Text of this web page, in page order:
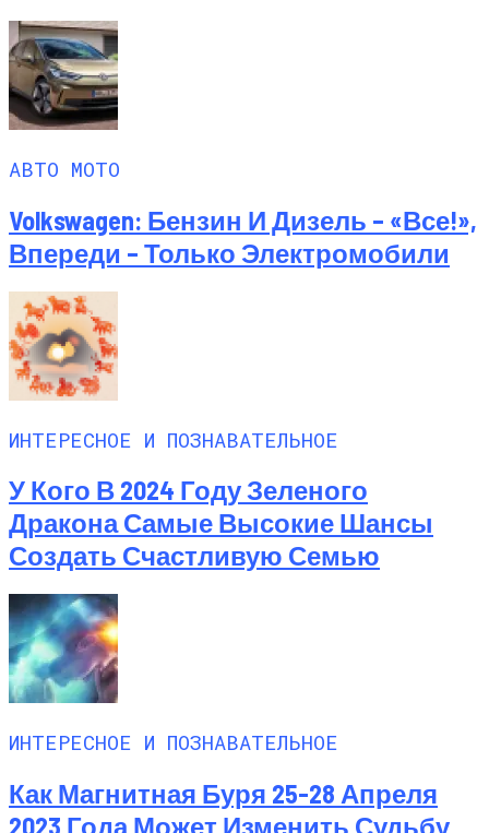
АВТО МОТО
Volkswagen: Бензин И Дизель – «все!»,
Впереди – Только Электромобили
ИНТЕРЕСНОЕ И ПОЗНАВАТЕЛЬНОЕ
У Кого В 2024 Году Зеленого
Дракона Самые Высокие Шансы
Создать Счастливую Семью
ИНТЕРЕСНОЕ И ПОЗНАВАТЕЛЬНОЕ
Как Магнитная Буря 25-28 Апреля
2023 Года Может Изменить Судьбу